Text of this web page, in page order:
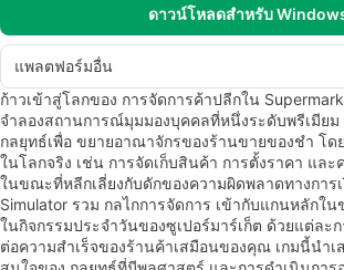
ดาวน์โหลดสำหรับ
แพลตฟอร์มอื่น
ก้าวเข้าสู่โลกของ การจัดการค้าปลีกใน
จำลองสถานการณ์มุมมองบุคคลที่หนึ่งระดับพรีเมียม
กลยุทธ์เพื่อ ขยายอาณาจักรของร้านขายของชำ โด
ในโลกจริง เช่น การจัดเก็บสินค้า การตั้งราคา และ
ในขณะที่หลีกเลี่ยงกับดักของความผิดพลาดทางการ
Simulator รวม กลไกการจัดการ เข้ากับแกนหลักใ
ในกิจกรรมประจำวันของซูเปอร์มาร์เก็ต ด้วยแต่ละ
ต่อความสำเร็จของร้านค้าเสมือนของคุณ เกมนี้นำ